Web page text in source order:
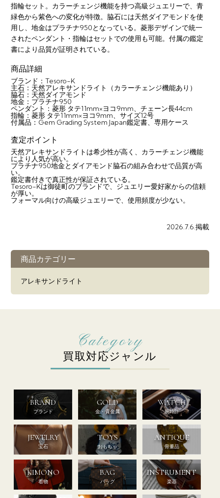
指輪セット。カラーチェンジ機能を持つ高級ジュエリーで、青
緑色から紫色への変化が特徴。脇石には天然ダイアモンドを使
用し、地金はプラチナ950となっている。菱形デザインで統一
されたペンダント・指輪はセットでの使用も可能。付属の鑑定
書により品質が証明されている。
商品詳細
ブランド：Tesoro-K
主石：天然アレキサンドライト（カラーチェンジ機能あり）
脇石：天然ダイアモンド
地金：プラチナ950
ペンダント：菱形 タテ11mm×ヨコ9mm、チェーン長44cm
指輪：菱形 タテ11mm×ヨコ9mm、サイズ12号
付属品：Gem Grading System Japan鑑定書、専用ケース
査定ポイント
天然アレキサンドライトは希少性が高く、カラーチェンジ機能
により人気が高い。
プラチナ950地金とダイアモンド脇石の組み合わせで品質が高
い。
鑑定書付きで真正性が保証されている。
Tesoro-Kは御徒町のブランドで、ジュエリー愛好家からの信頼
が厚い。
フォーマル向けの高級ジュエリーで、使用頻度が少ない。
2026.7.6.掲載
商品カテゴリー
アレキサンドライト
買取対応ジャンル
BRAND
ブランド
GOLD
金・貴金属
WATCH
腕時計
JEWELRY
宝石
TOYS
おもちゃ
ANTIQUE
骨董品
KIMONO
着物
BAG
バッグ
INSTRUMENT
楽器